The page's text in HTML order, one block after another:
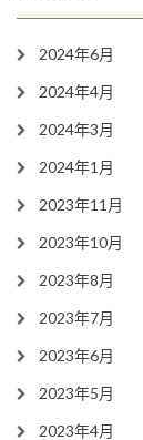
2024年6月
2024年4月
2024年3月
2024年1月
2023年11月
2023年10月
2023年8月
2023年7月
2023年6月
2023年5月
2023年4月